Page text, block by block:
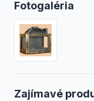
Fotogaléria
Zajímavé